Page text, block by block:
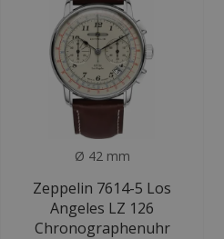
Ø 42 mm
Zeppelin 7614-5 Los
Angeles LZ 126
Chronographenuhr